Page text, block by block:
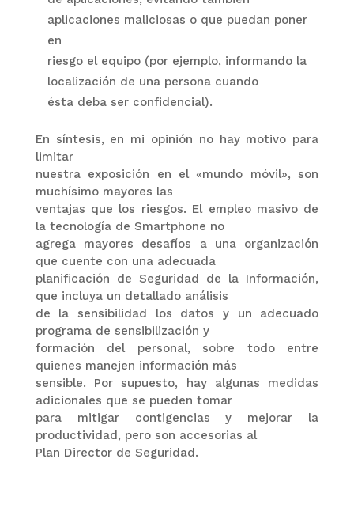
aplicaciones maliciosas o que puedan poner
en
riesgo el equipo (por ejemplo, informando la
localización de una persona cuando
ésta deba ser confidencial).
En síntesis, en mi opinión no hay motivo para
limitar
nuestra exposición en el «mundo móvil», son
muchísimo mayores las
ventajas que los riesgos. El empleo masivo de
la tecnología de Smartphone no
agrega mayores desafíos a una organización
que cuente con una adecuada
planificación de Seguridad de la Información,
que incluya un detallado análisis
de la sensibilidad los datos y un adecuado
programa de sensibilización y
formación del personal, sobre todo entre
quienes manejen información más
sensible. Por supuesto, hay algunas medidas
adicionales que se pueden tomar
para mitigar contigencias y mejorar la
productividad, pero son accesorias al
Plan Director de Seguridad.